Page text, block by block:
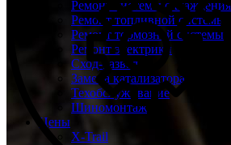
Ремонт системы охлаждения
Ремонт топливной системы
Ремонт тормозной системы
Ремонт электрики
Сход-развал
Замена катализатора
Техобслуживание
Шиномонтаж
Цены
X-Trail